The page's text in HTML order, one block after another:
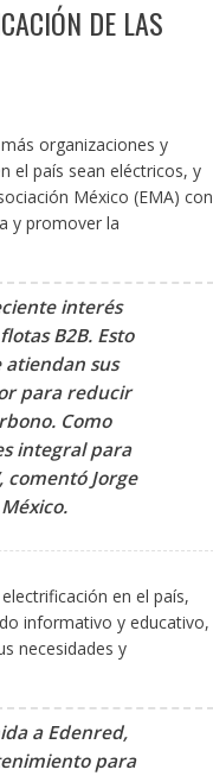
DE LAS
organizaciones y
el país sean eléctricos, y
México (EMA) con
y promover la
interés
B2B. Esto
atiendan sus
para reducir
Como
integral para
comentóJorge
en el país,
informativo y educativo,
necesidades y
a Edenred,
para